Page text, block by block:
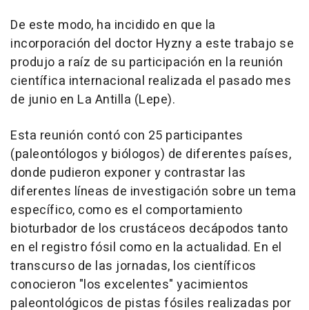
De este modo, ha incidido en que la
incorporación del doctor Hyzny a este trabajo se
produjo a raíz de su participación en la reunión
científica internacional realizada el pasado mes
de junio en La Antilla (Lepe).
Esta reunión contó con 25 participantes
(paleontólogos y biólogos) de diferentes países,
donde pudieron exponer y contrastar las
diferentes líneas de investigación sobre un tema
específico, como es el comportamiento
bioturbador de los crustáceos decápodos tanto
en el registro fósil como en la actualidad. En el
transcurso de las jornadas, los científicos
conocieron "los excelentes" yacimientos
paleontológicos de pistas fósiles realizadas por